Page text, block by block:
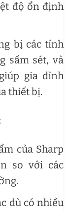
độ ổn định
bị các tính
sấm sét, và
gia đình
thiết bị.
của Sharp
so với các
dù có nhiều